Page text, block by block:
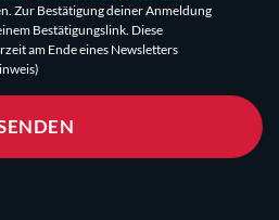
Zur Bestätigung deiner Anmeldung
Bestätigungslink. Diese
am Ende eines Newsletters